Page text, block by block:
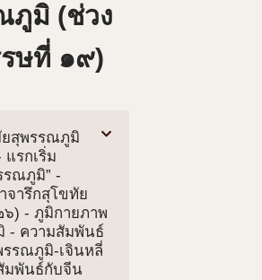
ภูมิ (ช่วง
ษที่ ๑๙)
ยสุพรรณภูมิ
รกเริ่ม
รณภูมิ” -
จารึกสุโขทัย
) - ภูมิกายภาพ
- ความสัมพันธ์
รรณภูมิ-เจินหลี่
มพันธ์กับจีน